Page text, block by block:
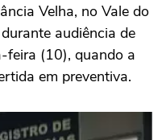
Velha, no Vale do
audiência de
feira (10), quando a
em preventiva.